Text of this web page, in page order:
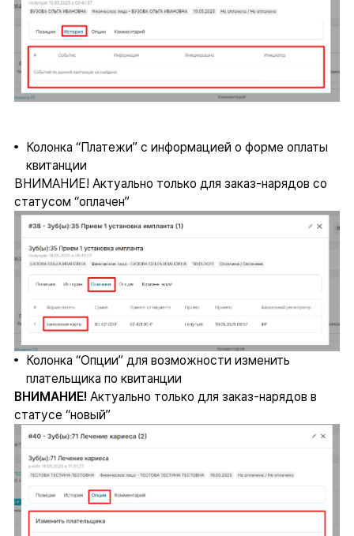
Колонка “Платежи” с информацией о форме оплаты
квитанции
ВНИМАНИЕ! Актуально только для заказ-нарядов со
статусом “оплачен”
Колонка “Опции” для возможности изменить
плательщика по квитанции
ВНИМАНИЕ! Актуально только для заказ-нарядов в
статусе “новый”